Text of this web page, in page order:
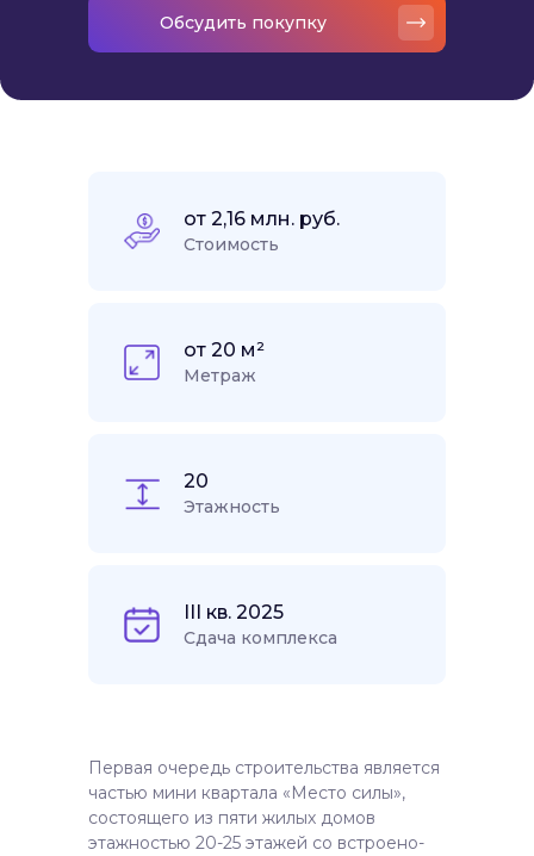
Обсудить покупку
от 2,16 млн. руб.
Стоимость
Метраж
от 20 м²
20
Этажность
Сдача комплекса
III кв. 2025
Первая очередь строительства является
частью мини квартала «Место силы»,
состоящего из пяти жилых домов
этажностью 20-25 этажей со встроено-